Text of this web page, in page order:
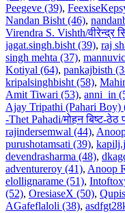
Peegeve (39),
Nandan Bisht (46),
Virendra S. Vishth/वीरेन्द्र
jagat.singh.bisht (39), raj
singh mehta (37),
Kotiyal (64), pankajbisth
kripalsinghbisht (58),
Amit Tiwari (53), anni_in
Ajay Tripathi (Pahari Boy)
-Thet Pahadi/मोहन बिष्ट-ठेठ
rajindersemwal (44),
purushotamsati (39),
devendrasharma (48),
adventureroy (41), Anoop
elollignarame (51),
(52), OresiaseX (50),
AGafeflaloli (38),